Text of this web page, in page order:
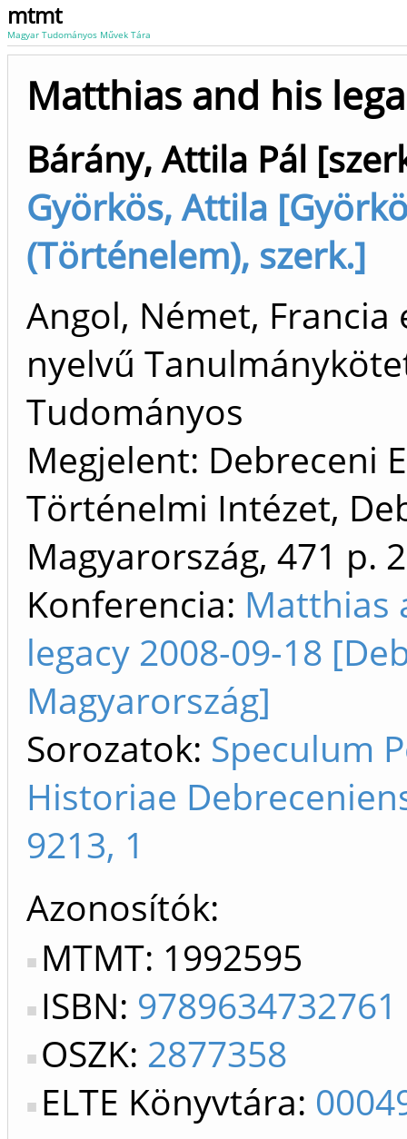
mtmt
Magyar Tudományos Művek Tára
Matthias and his
Bárány, Attila Pál
Györkös, Attila
(Történelem), szerk.]
Angol, Német, Francia
nyelvű
Tudományos
Megjelent: Debreceni
Történelmi Intézet,
Magyarország, 471 p.
Konferencia: Matthias
legacy 2008-09-18
Magyarország]
Sorozatok: Speculum
Historiae
9213, 1
Azonosítók
MTMT: 1992595
ISBN: 9789634732761
OSZK: 2877358
ELTE Könyvtára: